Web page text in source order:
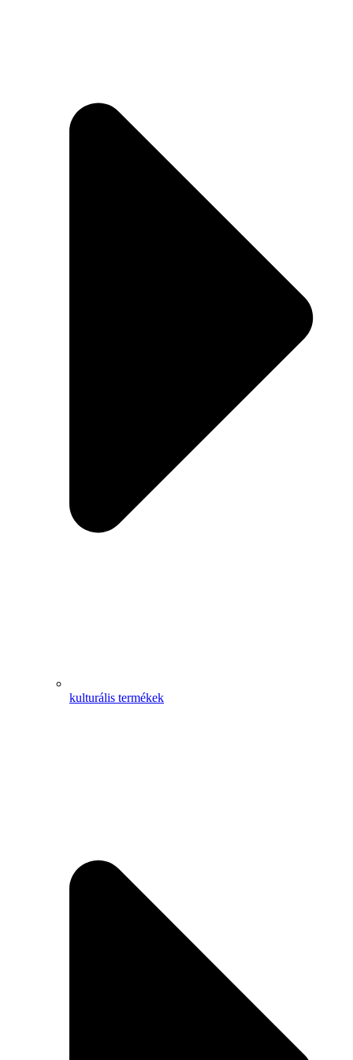
kulturális termékek